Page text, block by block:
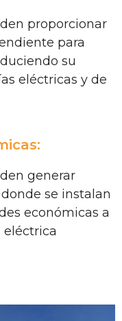
proporcionar
para
su
eléctricas y de
generar
se instalan
económicas a
eléctrica